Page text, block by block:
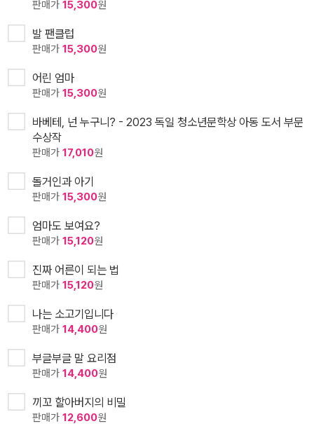
판매가 15,300원
발 팬클럽
판매가 15,300원
어린 엄마
판매가 15,300원
바베테, 넌 누구니? - 2023 독일 청소년문학상 아동 도서 부문
수상작
판매가 17,010원
돌거인과 아기
판매가 15,300원
엄마도 보여요?
판매가 15,120원
진짜 어른이 되는 법
판매가 15,120원
나는 소고기입니다
판매가 14,400원
부글부글 말 요리점
판매가 14,400원
끼꼬 할아버지의 비밀
판매가 12,600원